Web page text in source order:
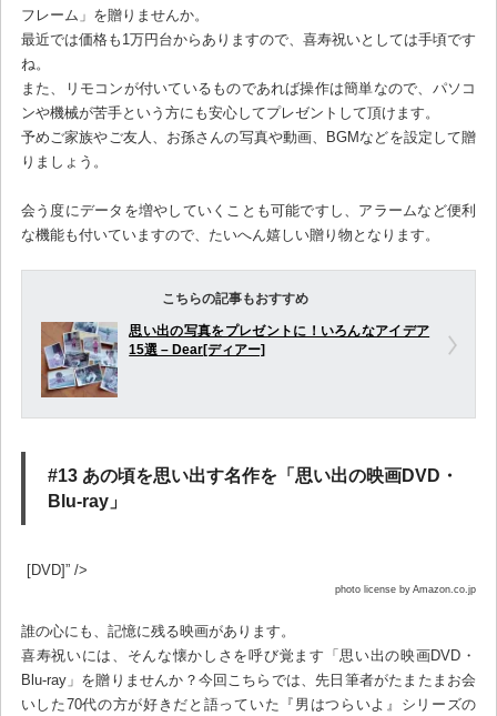
フレーム」を贈りませんか。
最近では価格も1万円台からありますので、喜寿祝いとしては手頃です
ね。
また、リモコンが付いているものであれば操作は簡単なので、パソコ
ンや機械が苦手という方にも安心してプレゼントして頂けます。
予めご家族やご友人、お孫さんの写真や動画、BGMなどを設定して贈
りましょう。
会う度にデータを増やしていくことも可能ですし、アラームなど便利
な機能も付いていますので、たいへん嬉しい贈り物となります。
こちらの記事もおすすめ
思い出の写真をプレゼントに！いろんなアイデア
15選 – Dear[ディアー]
#13 あの頃を思い出す名作を「思い出の映画DVD・
Blu-ray」
[DVD]” />
photo license by Amazon.co.jp
誰の心にも、記憶に残る映画があります。
喜寿祝いには、そんな懐かしさを呼び覚ます「思い出の映画DVD・
Blu-ray」を贈りませんか？今回こちらでは、先日筆者がたまたまお会
いした70代の方が好きだと語っていた『男はつらいよ』シリーズの